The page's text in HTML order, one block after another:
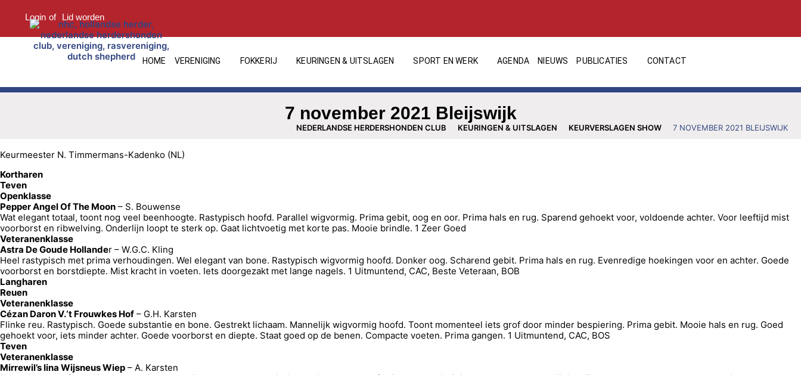
Login of Lid worden
HOME VERENIGING FOKKERIJ KEURINGEN & UITSLAGEN SPORT EN WERK AGENDA NIEUWS PUBLICATIES CONTACT
7 november 2021 Bleijswijk
NEDERLANDSE HERDERSHONDEN CLUB KEURINGEN & UITSLAGEN KEURVERSLAGEN SHOW 7 NOVEMBER 2021 BLEIJSWIJK
Keurmeester N. Timmermans-Kadenko (NL)
Kortharen
Teven
Openklasse
Pepper Angel Of The Moon – S. Bouwense
Wat elegant totaal, toont nog veel beenhoogte. Rastypisch hoofd. Parallel wigvormig. Prima gebit, oog en oor. Prima hals en rug. Sparend gehoekt voor, voldoende achter. Voor leeftijd mist
voorborst en ribwelving. Onderlijn loopt te sterk op. Gaat lichtvoetig met korte pas. Mooie brindle. 1 Zeer Goed
Veteranenklasse
Astra De Goude Hollander – W.G.C. Kling
Heel rastypisch met prima verhoudingen. Wel elegant van bone. Rastypisch wigvormig hoofd. Donker oog. Scharend gebit. Prima hals en rug. Evenredige hoekingen voor en achter. Goede
voorborst en borstdiepte. Mist kracht in voeten. Iets doorgezakt met lange nagels. 1 Uitmuntend, CAC, Beste Veteraan, BOB
Langharen
Reuen
Veteranenklasse
Cézan Daron V.‘t Frouwkes Hof – G.H. Karsten
Flinke reu. Rastypisch. Goede substantie en bone. Gestrekt lichaam. Mannelijk wigvormig hoofd. Toont momenteel iets grof door minder bespiering. Prima gebit. Mooie hals en rug. Goed
gehoekt voor, iets minder achter. Goede voorborst en diepte. Staat goed op de benen. Compacte voeten. Prima gangen. 1 Uitmuntend, CAC, BOS
Teven
Veteranenklasse
Mirrewil’s Iina Wijsneus Wiep – A. Karsten